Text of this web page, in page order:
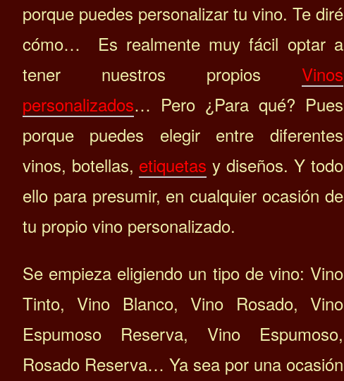
porque puedes personalizar tu vino. Te diré
cómo… Es realmente muy fácil optar a
tener nuestros propios Vinos
personalizados… Pero ¿Para qué? Pues
porque puedes elegir entre diferentes
vinos, botellas, etiquetas y diseños. Y todo
ello para presumir, en cualquier ocasión de
tu propio vino personalizado.
Se empieza eligiendo un tipo de vino: Vino
Tinto, Vino Blanco, Vino Rosado, Vino
Espumoso Reserva, Vino Espumoso,
Rosado Reserva… Ya sea por una ocasión